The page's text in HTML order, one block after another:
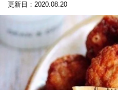
更新日：2020.08.20